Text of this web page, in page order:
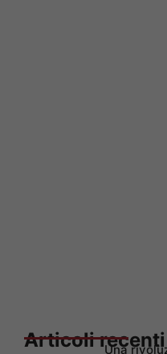
Articoli recenti
Una